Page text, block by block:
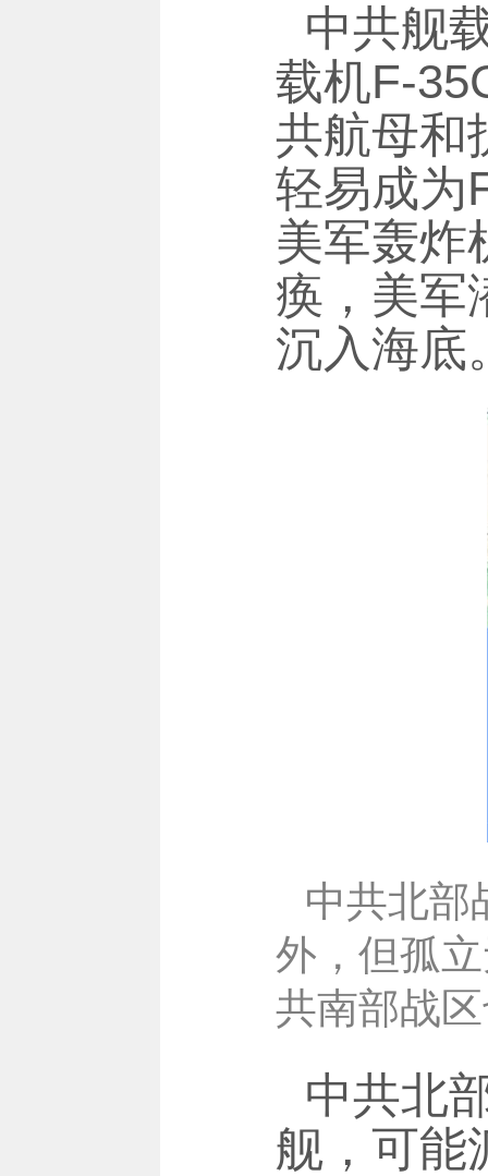
中共舰
载机F-
共航母和
轻易成为
美军轰炸
痪，美军
沉入海底
中共北部
外，但孤
共南部战
中共北
舰，可能